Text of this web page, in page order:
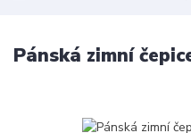
Pánská zimní